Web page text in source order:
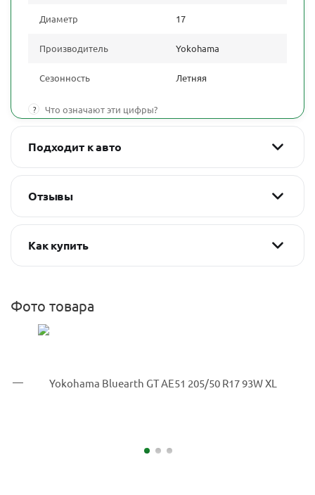
Диаметр 17
Производитель Yokohama
Сезонность Летняя
? Что означают эти цифры?
Подходит к авто
Отзывы
Как купить
Фото товара